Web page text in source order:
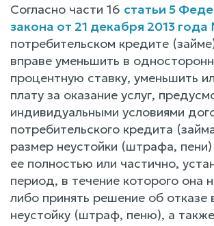
Согласно части 16 статьи 5
закона от 21 декабря 2013
потребительском кредите
вправе уменьшить в
процентную ставку, уменьшить
плату за оказание услуг,
индивидуальными условиями
потребительского кредита
размер неустойки (штрафа,
ее полностью или частично,
период, в течение которого она
либо принять решение об отказе
неустойку (штраф, пеню), а